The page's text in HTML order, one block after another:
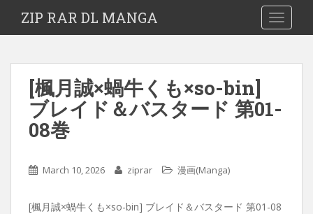
ZIP RAR DL MANGA
[楓月誠×蝸牛くも×so-bin]
ブレイド＆バスタード 第01-
08巻
March 10, 2026 ziprar 漫画(Manga)
[楓月誠×蝸牛くも×so-bin] ブレイド＆バスタード 第01-08